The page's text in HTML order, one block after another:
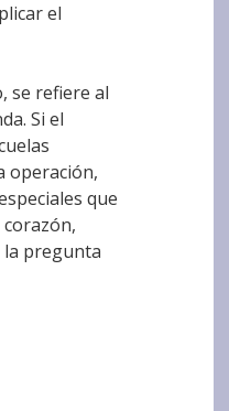
el
se refiere al
Si el
operación,
que
la pregunta